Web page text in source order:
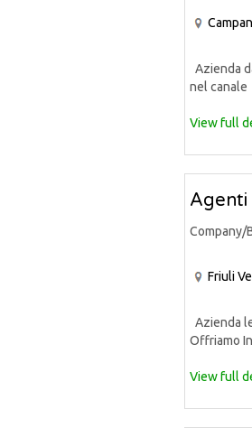
Azienda
nel canale
View full
Agenti
Company/
Friuli
Azienda
Offriamo
View full